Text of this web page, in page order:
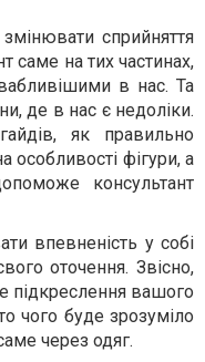
сприйняття
саме на тих частинах,
в нас. Та
де в нас є недоліки.
як правильно
особливості фігури, а
консультант
впевненість у собі
оточення. Звісно,
підкреслення вашого
чого буде зрозуміло
через одяг.